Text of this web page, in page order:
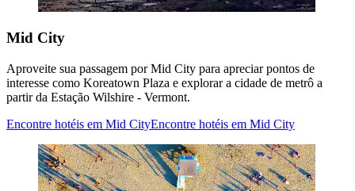
Mid City
Aproveite sua passagem por Mid City para apreciar pontos de
interesse como Koreatown Plaza e explorar a cidade de metrô a
partir da Estação Wilshire - Vermont.
Encontre hotéis em Mid CityEncontre hotéis em Mid City